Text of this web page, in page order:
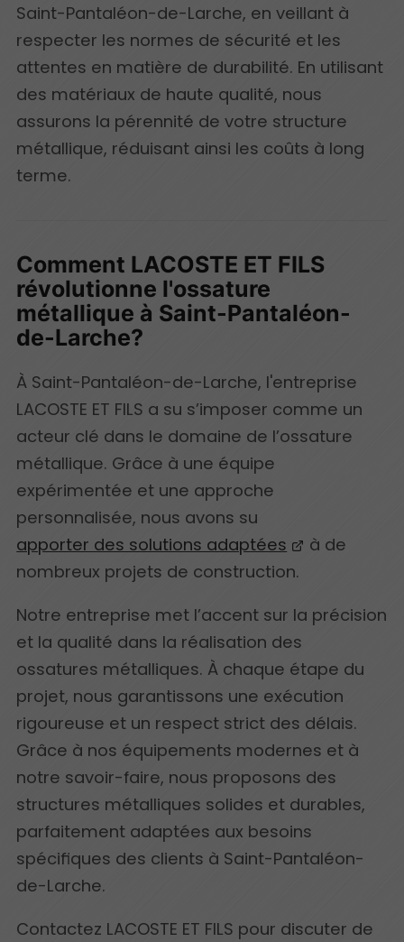
Saint-Pantaléon-de-Larche, en veillant à
respecter les normes de sécurité et les
attentes en matière de durabilité. En utilisant
des matériaux de haute qualité, nous
assurons la pérennité de votre structure
métallique, réduisant ainsi les coûts à long
terme.
Comment LACOSTE ET FILS
révolutionne l'ossature
métallique à Saint-Pantaléon-
de-Larche?
À Saint-Pantaléon-de-Larche, l'entreprise
LACOSTE ET FILS a su s’imposer comme un
acteur clé dans le domaine de l’ossature
métallique. Grâce à une équipe
expérimentée et une approche
personnalisée, nous avons su
apporter des solutions adaptées
à de
nombreux projets de construction.
Notre entreprise met l’accent sur la précision
et la qualité dans la réalisation des
ossatures métalliques. À chaque étape du
projet, nous garantissons une exécution
rigoureuse et un respect strict des délais.
Grâce à nos équipements modernes et à
notre savoir-faire, nous proposons des
structures métalliques solides et durables,
parfaitement adaptées aux besoins
spécifiques des clients à Saint-Pantaléon-
de-Larche.
Contactez LACOSTE ET FILS pour discuter de